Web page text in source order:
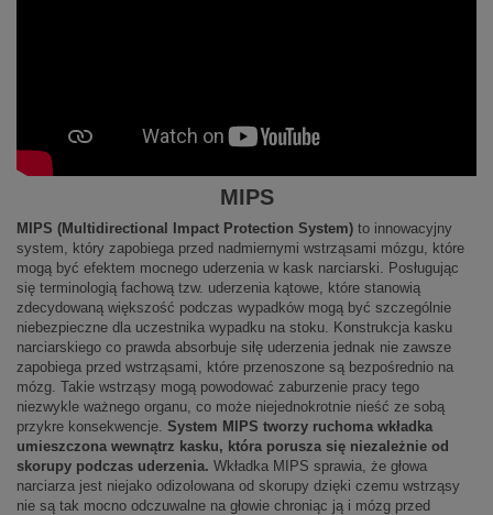
MIPS
MIPS (Multidirectional Impact Protection System) to innowacyjny
system, który zapobiega przed nadmiernymi wstrząsami mózgu, które
mogą być efektem mocnego uderzenia w kask narciarski. Posługując
się terminologią fachową tzw. uderzenia kątowe, które stanowią
zdecydowaną większość podczas wypadków mogą być szczególnie
niebezpieczne dla uczestnika wypadku na stoku. Konstrukcja kasku
narciarskiego co prawda absorbuje siłę uderzenia jednak nie zawsze
zapobiega przed wstrząsami, które przenoszone są bezpośrednio na
mózg. Takie wstrząsy mogą powodować zaburzenie pracy tego
niezwykle ważnego organu, co może niejednokrotnie nieść ze sobą
przykre konsekwencje. System MIPS tworzy ruchoma wkładka
umieszczona wewnątrz kasku, która porusza się niezależnie od
skorupy podczas uderzenia. Wkładka MIPS sprawia, że głowa
narciarza jest niejako odizolowana od skorupy dzięki czemu wstrząsy
nie są tak mocno odczuwalne na głowie chroniąc ją i mózg przed